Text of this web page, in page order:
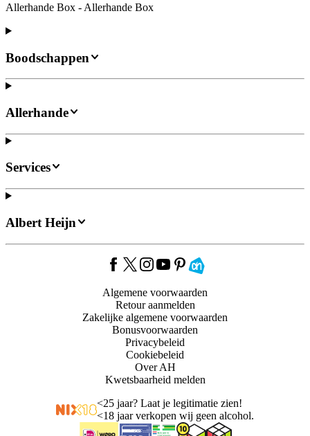
Allerhande Box - Allerhande Box
Boodschappen
Allerhande
Services
Albert Heijn
Algemene voorwaarden
Retour aanmelden
Zakelijke algemene voorwaarden
Bonusvoorwaarden
Privacybeleid
Cookiebeleid
Over AH
Kwetsbaarheid melden
<25 jaar? Laat je legitimatie zien!
<18 jaar verkopen wij geen alcohol.